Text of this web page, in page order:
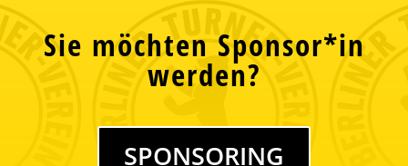
Sie möchten Sponsor*in
werden?
SPONSORING